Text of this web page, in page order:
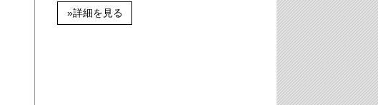
»詳細を見る